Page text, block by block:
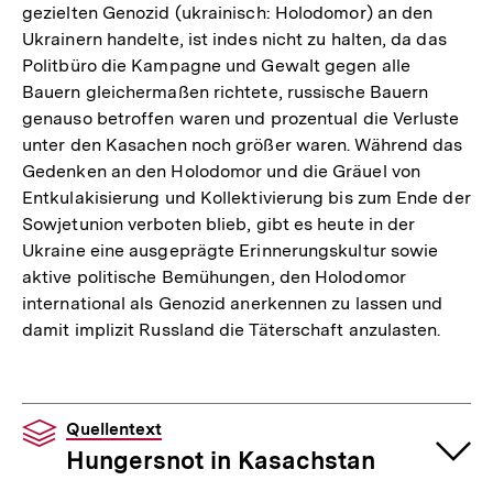
gezielten Genozid (ukrainisch: Holodomor) an den
Ukrainern handelte, ist indes nicht zu halten, da das
Politbüro die Kampagne und Gewalt gegen alle
Bauern gleichermaßen richtete, russische Bauern
genauso betroffen waren und prozentual die Verluste
unter den Kasachen noch größer waren. Während das
Gedenken an den Holodomor und die Gräuel von
Entkulakisierung und Kollektivierung bis zum Ende der
Sowjetunion verboten blieb, gibt es heute in der
Ukraine eine ausgeprägte Erinnerungskultur sowie
aktive politische Bemühungen, den Holodomor
international als Genozid anerkennen zu lassen und
damit implizit Russland die Täterschaft anzulasten.
Quellentext
Hungersnot in Kasachstan